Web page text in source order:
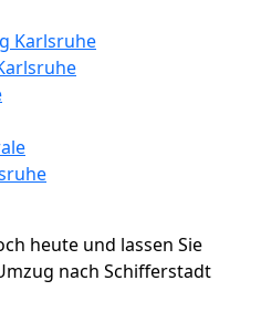
Karlsruhe
heute und lassen Sie
nach Schifferstadt